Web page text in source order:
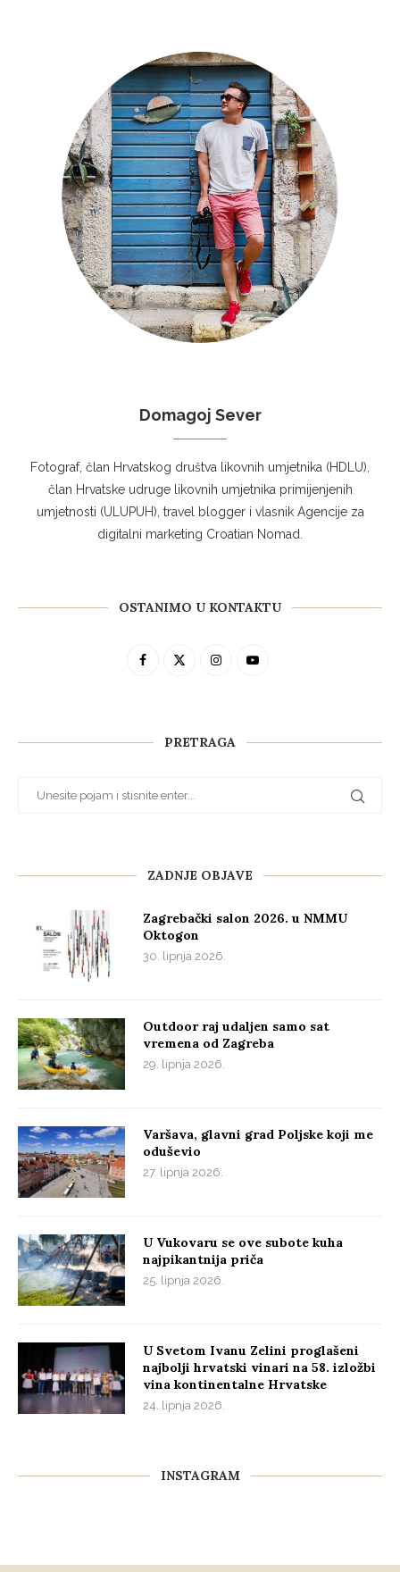
Domagoj Sever
Fotograf, član Hrvatskog društva likovnih umjetnika (HDLU),
član Hrvatske udruge likovnih umjetnika primijenjenih
umjetnosti (ULUPUH), travel blogger i vlasnik Agencije za
digitalni marketing Croatian Nomad.
OSTANIMO U KONTAKTU
PRETRAGA
ZADNJE OBJAVE
Zagrebački salon 2026. u NMMU
Oktogon
30. lipnja 2026.
Outdoor raj udaljen samo sat
vremena od Zagreba
29. lipnja 2026.
Varšava, glavni grad Poljske koji me
oduševio
27. lipnja 2026.
U Vukovaru se ove subote kuha
najpikantnija priča
25. lipnja 2026.
U Svetom Ivanu Zelini proglašeni
najbolji hrvatski vinari na 58. izložbi
vina kontinentalne Hrvatske
24. lipnja 2026.
INSTAGRAM